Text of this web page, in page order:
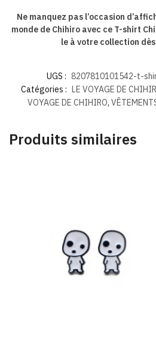
Ne manquez pas l’occasion
monde de Chihiro avec ce T-shirt
le à votre collection dès
UGS : 8207810101542-t-
Catégories : LE VOYAGE DE
VOYAGE DE CHIHIRO,
Produits similaires